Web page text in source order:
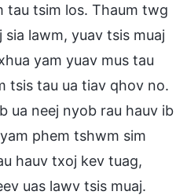
tau tsim los. Thaum twg
lawm, yuav tsis muaj
yam yuav mus tau
tsis tau ua tiav qhov no.
ua neej nyob rau hauv ib
phem tshwm sim
hauv txoj kev tuag,
uas lawv tsis muaj.